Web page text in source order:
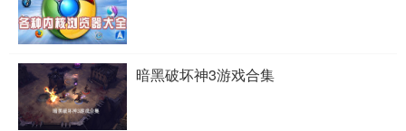
暗黑破坏神3游戏合集